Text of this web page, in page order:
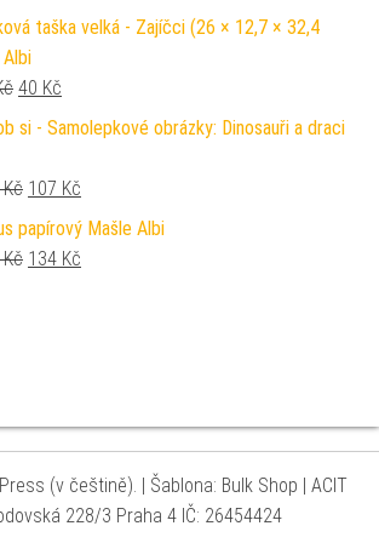
taška velká - Zajíčci (26 × 12,7 × 32,4
Původní cena byla: 45 Kč.
40 Kč
si - Samolepkové obrázky: Dinosauři a draci
Kč Původní cena byla: 119 Kč.
107 Kč
papírový Mašle Albi
Kč Původní cena byla: 149 Kč.
134 Kč
(v češtině). Šablona: Bulk Shop
| ACIT
228/3 Praha 4 IČ: 26454424